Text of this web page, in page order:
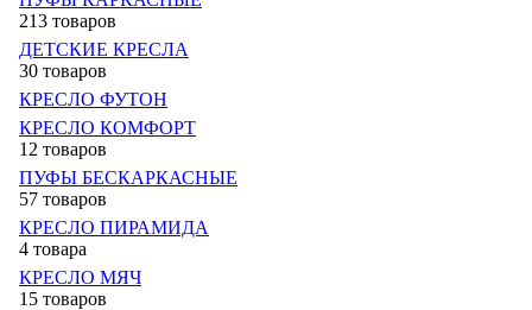
213 товаров
ДЕТСКИЕ КРЕСЛА
30 товаров
КРЕСЛО ФУТОН
КРЕСЛО КОМФОРТ
12 товаров
ПУФЫ БЕСКАРКАСНЫЕ
57 товаров
КРЕСЛО ПИРАМИДА
4 товара
КРЕСЛО МЯЧ
15 товаров